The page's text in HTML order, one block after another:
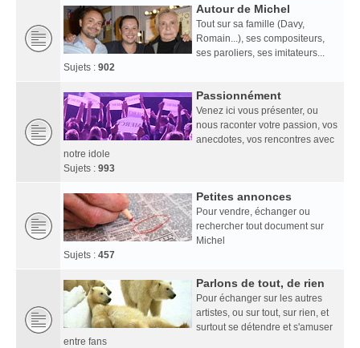
Autour de Michel
Tout sur sa famille (Davy,
Romain...), ses compositeurs,
ses paroliers, ses imitateurs...
Sujets : 902
Passionnément
Venez ici vous présenter, ou
nous raconter votre passion, vos
anecdotes, vos rencontres avec
notre idole
Sujets : 993
Petites annonces
Pour vendre, échanger ou
rechercher tout document sur
Michel
Sujets : 457
Parlons de tout, de rien
Pour échanger sur les autres
artistes, ou sur tout, sur rien, et
surtout se détendre et s'amuser
entre fans